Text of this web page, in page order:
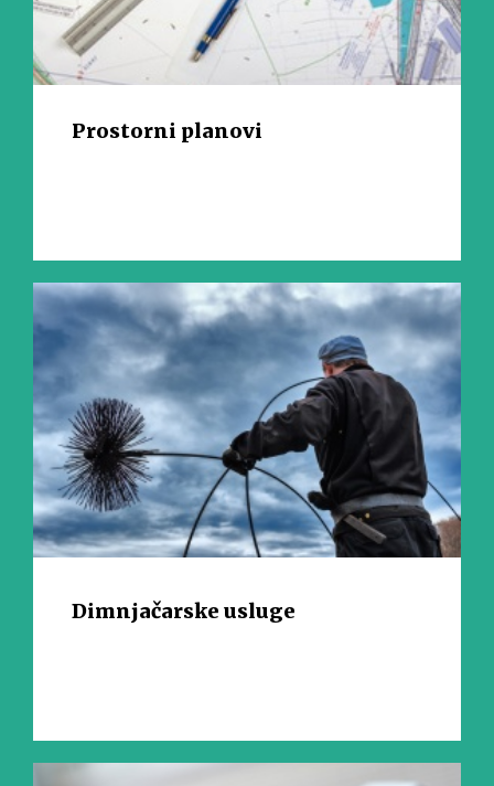
Prostorni planovi
Dimnjačarske usluge